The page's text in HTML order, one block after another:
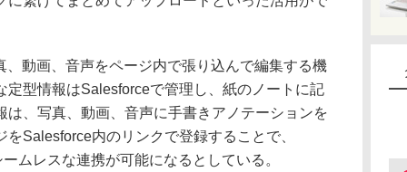
動画、音声をページ内で張り込んで編集する機
定型情報はSalesforceで管理し、紙のノートに記
は、写真、動画、音声に手書きアノテーションを
Salesforce内のリンクで登録することで、
ムレスな連携が可能になるとしている。